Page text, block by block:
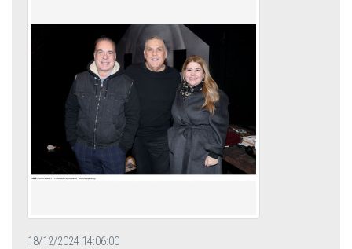
18/12/2024 14:06:00